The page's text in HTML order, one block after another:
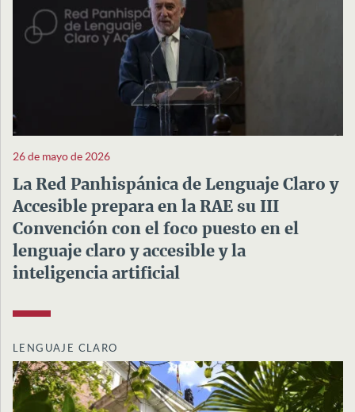
26 de mayo de 2026
La Red Panhispánica de Lenguaje Claro y
Accesible prepara en la RAE su III
Convención con el foco puesto en el
lenguaje claro y accesible y la
inteligencia artificial
LENGUAJE CLARO